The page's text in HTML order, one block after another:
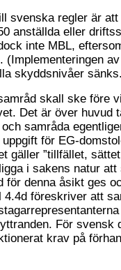
svenska regler är
anställda eller
inte MBL,
(Implementeringen
skyddsnivåer
skall ske före
Det är över huvud
samråda
för EG-
gäller ”tillfället,
i sakens natur att
för denna åsikt ges
föreskriver att
För svensk
krav på